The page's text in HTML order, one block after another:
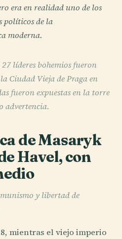
era en realidad uno de los
políticos de la
moderna.
líderes bohemios fueron
Ciudad Vieja de Praga en
fueron expuestas en la torre
advertencia.
de Masaryk
Havel, con
y libertad de
mientras el viejo imperio